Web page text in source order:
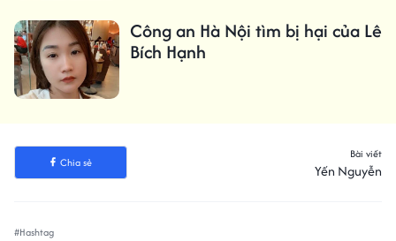
Công an Hà Nội tìm bị hại của Lê
Bích Hạnh
Chia sẻ
Bài viết
Yến Nguyễn
#Hashtag